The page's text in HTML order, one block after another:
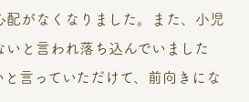
配がなくなりました。また、小児
と言われ落ち込んでいました
言っていただけて、前向きにな